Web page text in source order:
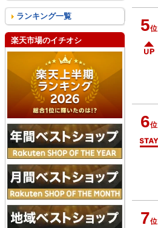
5位
6位
7位
ランキング一覧
楽天市場のイチオシ